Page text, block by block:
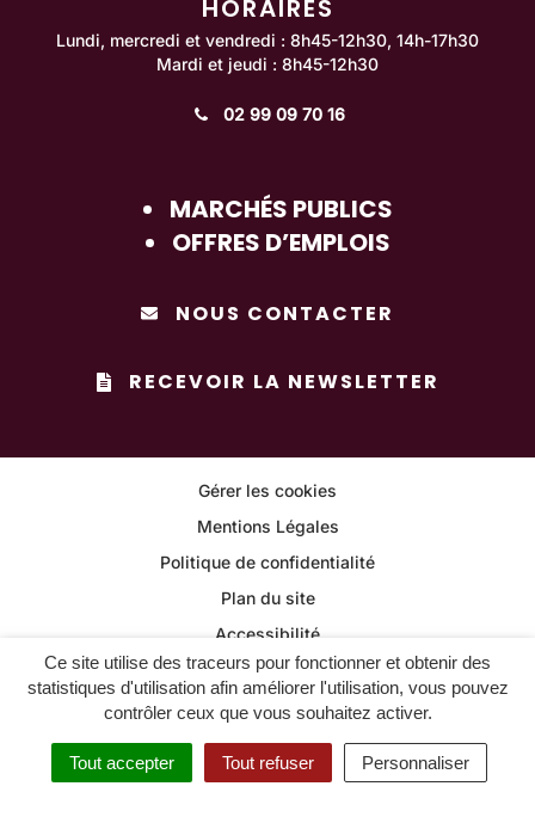
Ce site utilise des traceurs pour fonctionner et obtenir des
statistiques d'utilisation afin améliorer l'utilisation, vous pouvez
contrôler ceux que vous souhaitez activer.
Tout accepter Tout refuser Personnaliser
HORAIRES
Lundi, mercredi et vendredi : 8h45-12h30, 14h-17h30
Mardi et jeudi : 8h45-12h30
02 99 09 70 16
MARCHÉS PUBLICS
OFFRES D’EMPLOIS
NOUS CONTACTER
RECEVOIR LA NEWSLETTER
Gérer les cookies
Mentions Légales
Politique de confidentialité
Plan du site
Accessibilité